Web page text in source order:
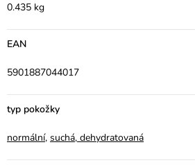
0.435 kg
EAN
5901887044017
typ pokožky
normální, suchá, dehydratovaná